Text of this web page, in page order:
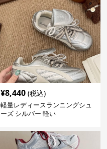
¥8,440 (税込)
軽量レディースランニングシュ
ーズ シルバー 軽い